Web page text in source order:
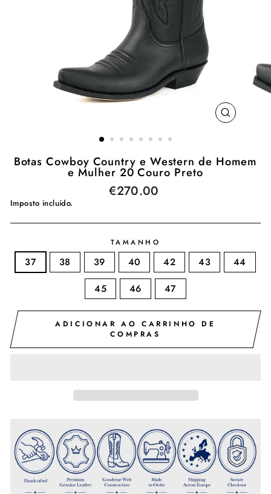
Botas Cowboy Country e Western de Homem
e Mulher 20 Couro Preto
Preço
€270.00
Imposto incluído.
TAMANHO
37 38 39 40 42 43
44
45
46 47
ADICIONAR AO CARRINHO DE
COMPRAS